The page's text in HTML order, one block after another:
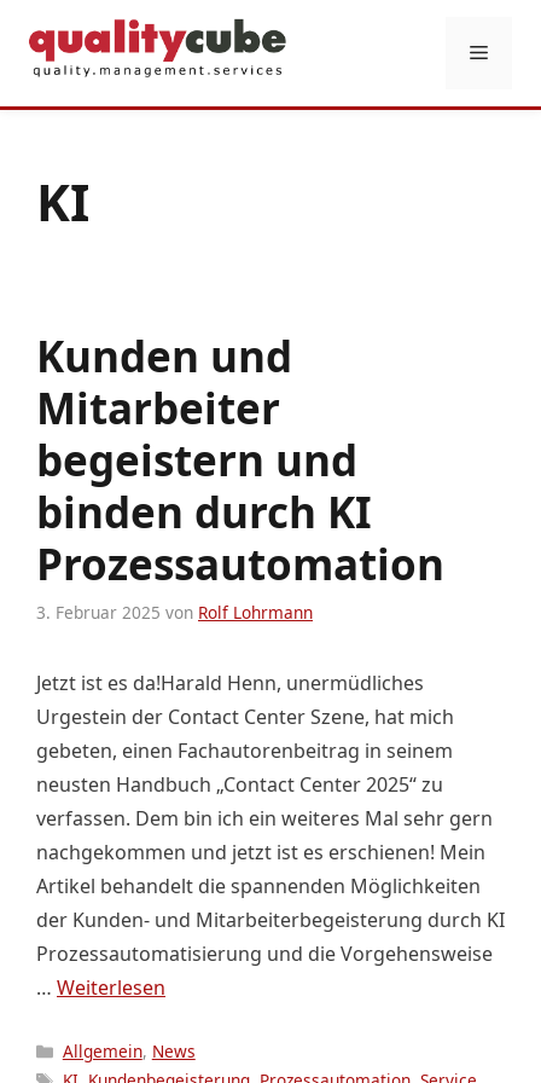
Inhalt
springen
Menü
KI
Kunden und
Mitarbeiter
begeistern und
binden durch KI
Prozessautomation
3. Februar 2025 von Rolf Lohrmann
Jetzt ist es da!Harald Henn, unermüdliches
Urgestein der Contact Center Szene, hat mich
gebeten, einen Fachautorenbeitrag in seinem
neusten Handbuch „Contact Center 2025“ zu
verfassen. Dem bin ich ein weiteres Mal sehr gern
nachgekommen und jetzt ist es erschienen! Mein
Artikel behandelt die spannenden Möglichkeiten
der Kunden- und Mitarbeiterbegeisterung durch KI
Prozessautomatisierung und die Vorgehensweise
… Weiterlesen
Kategorien
Allgemein, News
Schlagwörter